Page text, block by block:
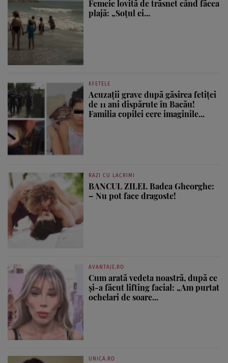
Femeie lovită de trăsnet când făcea
plajă: „Soțul ei...
KFETELE
Acuzații grave după găsirea fetiței
de 11 ani dispărute în Bacău!
Familia copilei cere imaginile...
RAZI CU LACRIMI
BANCUL ZILEI. Badea Gheorghe:
– Nu pot face dragoste!
AVANTAJE.RO
Cum arată vedeta noastră, după ce
și-a făcut lifting facial: „Am purtat
ochelari de soare...
UNICA.RO